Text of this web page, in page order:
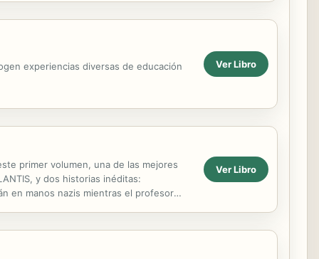
experiencias diversas de educación Ver Libro
este primer volumen, una de las mejores
y dos historias inéditas:
en manos nazis mientras el profesor
Ver Libro